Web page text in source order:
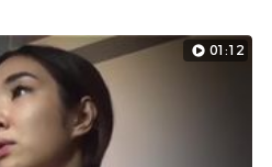
01:12